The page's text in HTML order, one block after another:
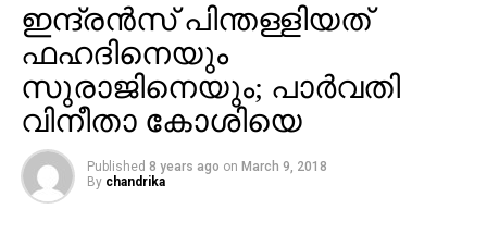
ഇന്ദ്രന്‍സ് പിന്തള്ളിയത്
ഫഹദിനെയും
സുരാജിനെയും; പാര്‍വതി
വിനീതാ കോശിയെ
Published 8 years ago on March 9, 2018
By chandrika